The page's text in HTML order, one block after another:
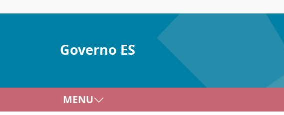
Governo ES
MENU